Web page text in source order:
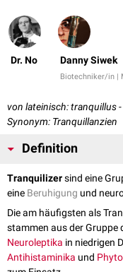
Dr. No Danny Siwek
Biotechniker/in |
von lateinisch: tranquillus
Synonym: Tranquillanzien
Definition
Tranquilizersind eine
eine Beruhigung und
Die am häufigsten als
stammen aus der Gruppe
Neuroleptika in niedrigen
Antihistaminika und